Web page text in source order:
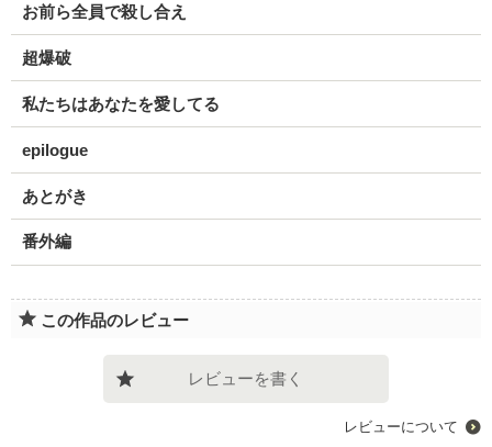
お前ら全員で殺し合え
超爆破
私たちはあなたを愛してる
epilogue
あとがき
番外編
この作品のレビュー
レビューを書く
レビューについて